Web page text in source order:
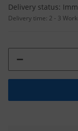
Delivery status:
Delivery time: 2 - 3